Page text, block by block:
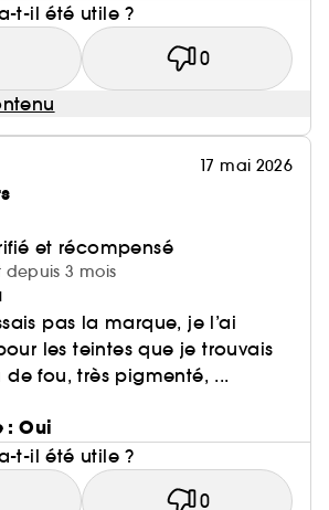
t-il été utile ?
0
17 mai 2026
et récompensé
depuis 3 mois
pas la marque, je l’ai
les teintes que je trouvais
de fou, très pigmenté, ...
: Oui
t-il été utile ?
0